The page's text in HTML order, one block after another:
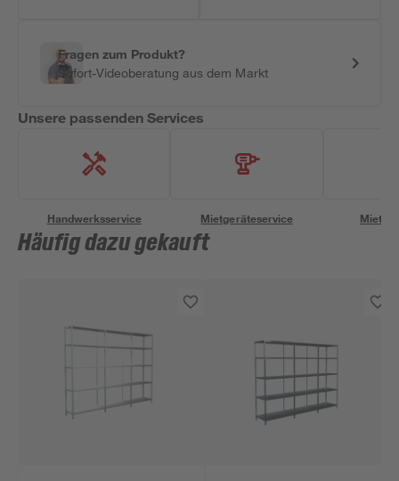
Fragen zum Produkt?
Sofort-Videoberatung aus dem Markt
Unsere passenden Services
Handwerksservice Mietgeräteservice
Häufig dazu gekauft